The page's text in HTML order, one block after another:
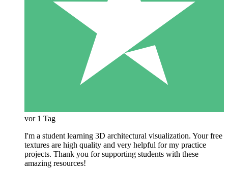
vor 1 Tag
I'm a student learning 3D architectural visualization. Your free
textures are high quality and very helpful for my practice
projects. Thank you for supporting students with these
amazing resources!